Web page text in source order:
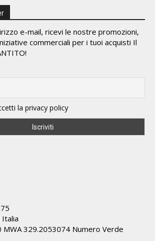
e-mail, ricevi le nostre promozioni,
commerciali per i tuoi acquisti Il
la privacy policy
MWA 329.2053074 Numero Verde